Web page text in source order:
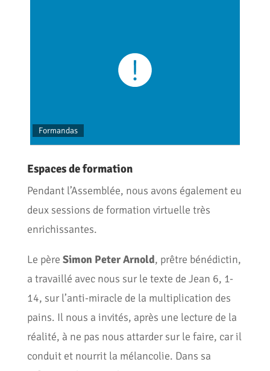
Formandas
Espaces de formation
Pendant l’Assemblée, nous avons également eu
deux sessions de formation virtuelle très
enrichissantes.
Le père Simon Peter Arnold, prêtre bénédictin,
a travaillé avec nous sur le texte de Jean 6, 1-
14, sur l’anti-miracle de la multiplication des
pains. Il nous a invités, après une lecture de la
réalité, à ne pas nous attarder sur le faire, car il
conduit et nourrit la mélancolie. Dans sa